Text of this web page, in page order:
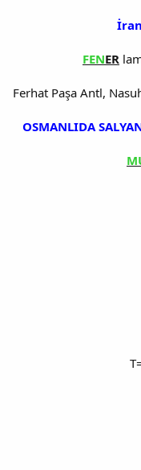
FENER
Ferhat Paşa Antl,
OSMANLIDA